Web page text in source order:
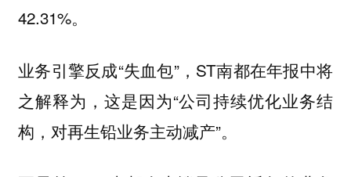
42.31%。
业务引擎反成“失血包”，ST南都在年报中将
之解释为，这是因为“公司持续优化业务结
构，对再生铅业务主动减产”。